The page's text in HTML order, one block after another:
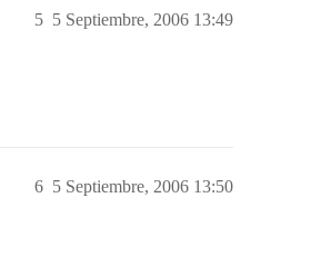
5 Septiembre, 2006 13:49
5
5 Septiembre, 2006 13:50
6